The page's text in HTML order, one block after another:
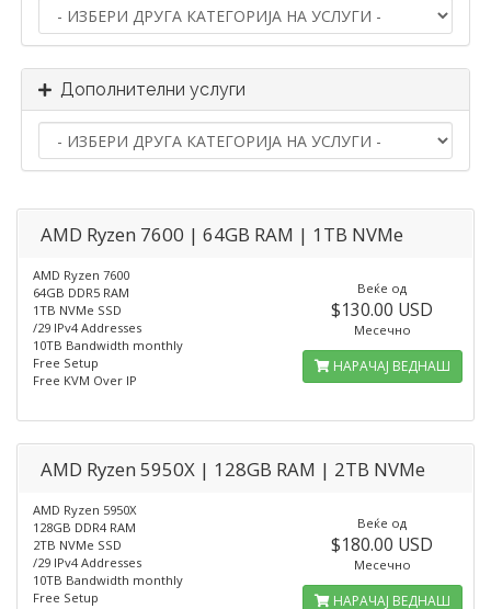
Дополнителни услуги
AMD Ryzen 7600 | 64GB RAM | 1TB NVMe
AMD Ryzen 7600
64GB DDR5 RAM
1TB NVMe SSD
/29 IPv4 Addresses
10TB Bandwidth monthly
Free Setup
Free KVM Over IP
Веќе од
$130.00 USD
Месечно
НАРАЧАЈ ВЕДНАШ
AMD Ryzen 5950X | 128GB RAM | 2TB NVMe
AMD Ryzen 5950X
128GB DDR4 RAM
2TB NVMe SSD
/29 IPv4 Addresses
10TB Bandwidth monthly
Free Setup
Веќе од
$180.00 USD
Месечно
НАРАЧАЈ ВЕДНАШ